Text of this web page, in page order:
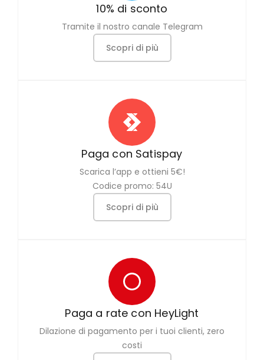
10% di sconto
Tramite il nostro canale Telegram
Scopri di più
Paga con Satispay
Scarica l’app e ottieni 5€!
Codice promo: 54U
Scopri di più
Paga a rate con HeyLight
Dilazione di pagamento per i tuoi clienti, zero
costi